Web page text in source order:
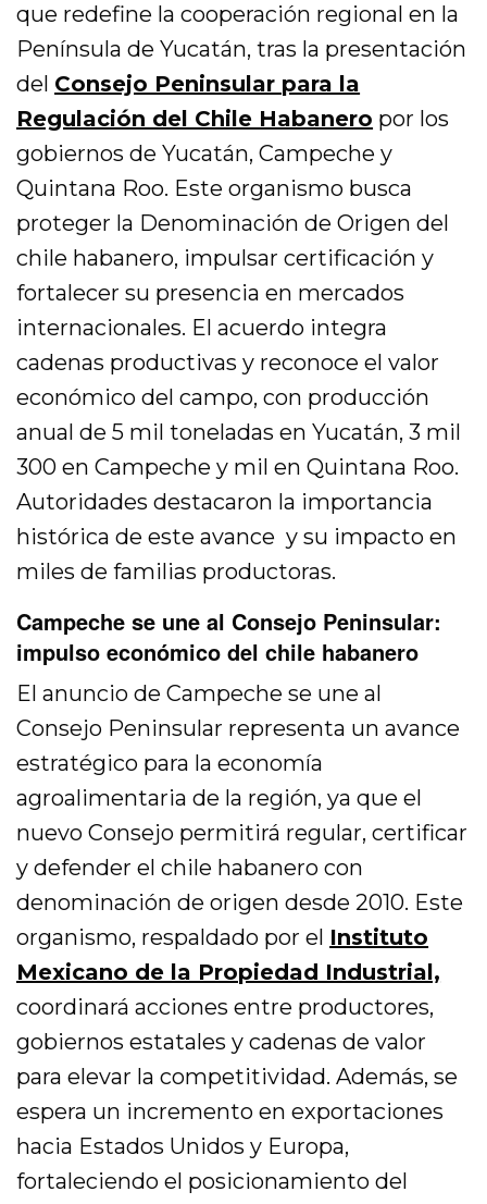
que redefine la cooperación regional en la
Península de Yucatán, tras la presentación
del Consejo Peninsular para la
Regulación del Chile Habanero por los
gobiernos de Yucatán, Campeche y
Quintana Roo. Este organismo busca
proteger la Denominación de Origen del
chile habanero, impulsar certificación y
fortalecer su presencia en mercados
internacionales. El acuerdo integra
cadenas productivas y reconoce el valor
económico del campo, con producción
anual de 5 mil toneladas en Yucatán, 3 mil
300 en Campeche y mil en Quintana Roo.
Autoridades destacaron la importancia
histórica de este avance y su impacto en
miles de familias productoras.
Campeche se une al Consejo Peninsular:
impulso económico del chile habanero
El anuncio de Campeche se une al
Consejo Peninsular representa un avance
estratégico para la economía
agroalimentaria de la región, ya que el
nuevo Consejo permitirá regular, certificar
y defender el chile habanero con
denominación de origen desde 2010. Este
organismo, respaldado por el Instituto
Mexicano de la Propiedad Industrial,
coordinará acciones entre productores,
gobiernos estatales y cadenas de valor
para elevar la competitividad. Además, se
espera un incremento en exportaciones
hacia Estados Unidos y Europa,
fortaleciendo el posicionamiento del